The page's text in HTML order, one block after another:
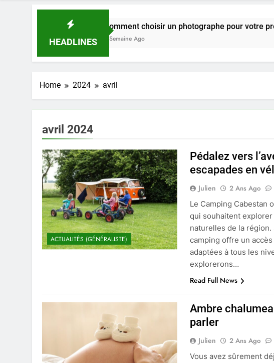
HEADLINES
Comment choisir un photographe pour votre profil sur un
1 Semaine Ago
Home 2024 avril
avril 2024
ACTUALITÉS (GÉNÉRALISTE)
Pédalez vers
escapades en
Julien 2 Ans Ago
Le Camping Cabestan
qui souhaitent
naturelles de la
camping offre un
adaptées à tous les
explorerons…
Read Full News
Ambre
parler
Julien 2 Ans Ago
Vous avez sûrement